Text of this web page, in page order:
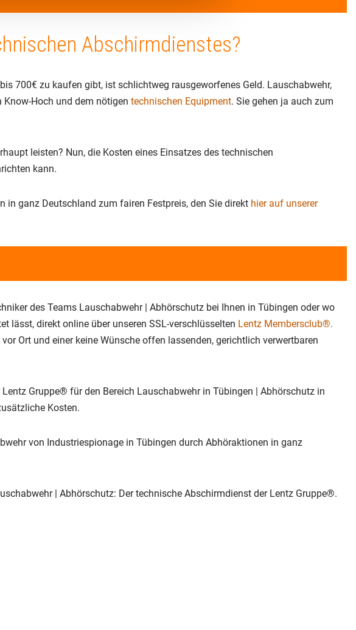
Abschirmdienstes?
700€ zu kaufen gibt, ist schlichtweg rausgeworfenes Geld. Lauschabwehr,
Hoch und dem nötigen technischen Equipment. Sie gehen ja auch zum
leisten? Nun, die Kosten eines Einsatzes des technischen
kann.
in ganz Deutschland zum fairen Festpreis, den Sie direkt hier auf unserer
des Teams Lauschabwehr | Abhörschutz bei Ihnen in Tübingen oder wo
lässt, direkt online über unseren SSL-verschlüsselten Lentz Membersclub®.
Ort und einer keine Wünsche offen lassenden, gerichtlich verwertbaren
Gruppe® für den Bereich Lauschabwehr in Tübingen | Abhörschutz in
Kosten.
von Industriespionage in Tübingen durch Abhöraktionen in ganz
| Abhörschutz: Der technische Abschirmdienst der Lentz Gruppe®.